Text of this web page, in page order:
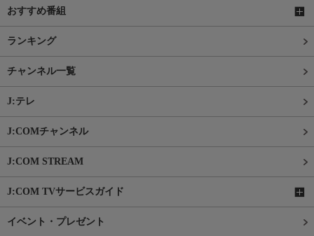
おすすめ番組
ランキング
チャンネル一覧
J:テレ
J:COMチャンネル
J:COM STREAM
J:COM TVサービスガイド
イベント・プレゼント